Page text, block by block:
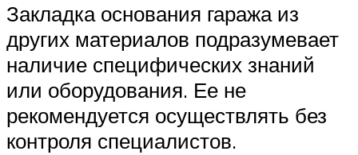
Закладка основания гаража из
других материалов подразумевает
наличие специфических знаний
или оборудования. Ее не
рекомендуется осуществлять без
контроля специалистов.